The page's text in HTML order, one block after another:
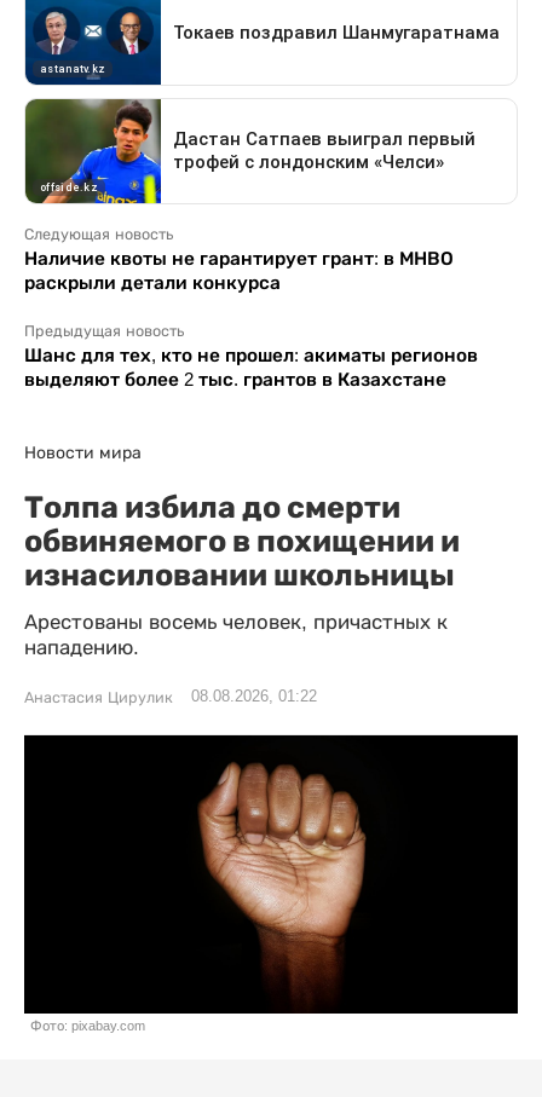
Следующая новость
Наличие квоты не гарантирует грант: в МНВО
раскрыли детали конкурса
Предыдущая новость
Шанс для тех, кто не прошел: акиматы регионов
выделяют более 2 тыс. грантов в Казахстане
Новости мира
Толпа избила до смерти
обвиняемого в похищении и
изнасиловании школьницы
Арестованы восемь человек, причастных к
нападению.
Анастасия Цирулик 08.08.2026, 01:22
Фото: pixabay.com